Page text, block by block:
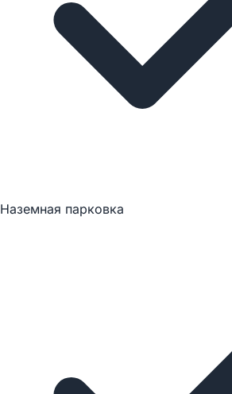
Наземная парковка